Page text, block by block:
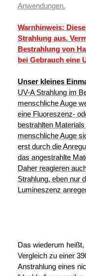
Anwendungen.
Warnhinweis:
Strahlung aus.
Bestrahlung von
bei Gebrauch eine
Unser kleines
UV-A Strahlung im
menschliche Auge
eine Fluoreszenz-
bestrahlten
menschliche Auge
erst durch die
das angestrahlte
Daher reagieren
Strahlung, eben nur
Lumineszenz
Das wiederum
Vergleich zu einer
Anstrahlung eines